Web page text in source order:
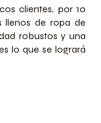
clientes, por 10
llenos de ropa de
robustos y una
lo que se logrará